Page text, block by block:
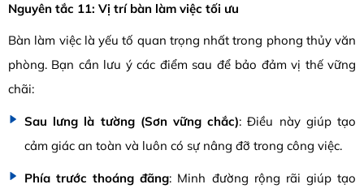
Nguyên tắc 11: Vị trí bàn làm việc tối ưu
Bàn làm việc là yếu tố quan trọng nhất trong phong thủy văn
phòng. Bạn cần lưu ý các điểm sau để bảo đảm vị thế vững
chãi:
Sau lưng là tường (Sơn vững chắc): Điều này giúp tạo
cảm giác an toàn và luôn có sự nâng đỡ trong công việc.
Phía trước thoáng đãng: Minh đường rộng rãi giúp tạo